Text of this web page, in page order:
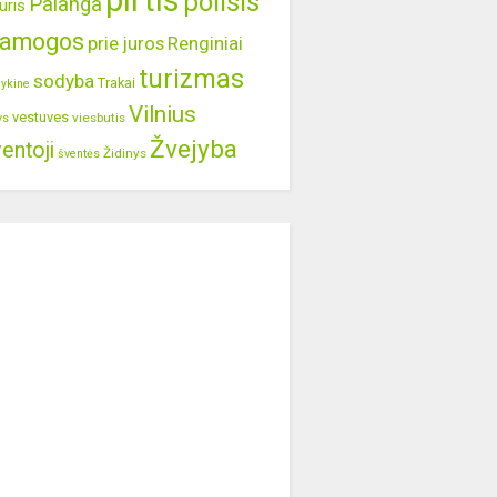
prie juros Renginiai
sodyba Trakai turizmas
vestuves viesbutis Vilnius
šventės Židinys Žvejyba